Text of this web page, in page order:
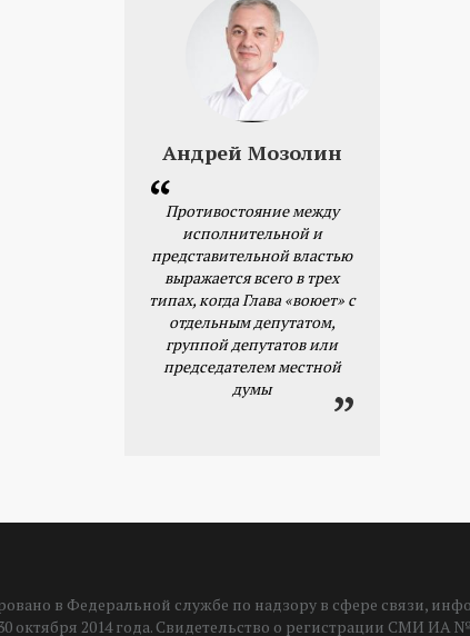
Андрей Мозолин
Противостояние между
исполнительной и
представительной властью
выражается всего в трех
типах, когда Глава «воюет» с
отдельным депутатом,
группой депутатов или
председателем местной
думы
в Федеральной службе по надзору в сфере связи,
2014 года. Свидетельство о регистрации СМИ ИА